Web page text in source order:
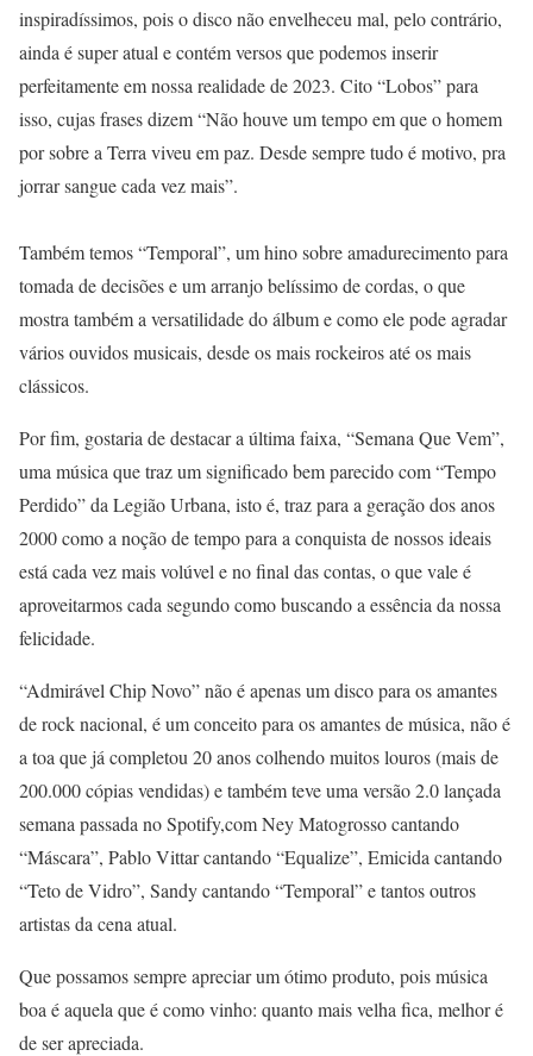
inspiradíssimos, pois o disco não envelheceu mal, pelo contrário,
ainda é super atual e contém versos que podemos inserir
perfeitamente em nossa realidade de 2023. Cito “Lobos” para
isso, cujas frases dizem “Não houve um tempo em que o homem
por sobre a Terra viveu em paz. Desde sempre tudo é motivo, pra
jorrar sangue cada vez mais”.
Também temos “Temporal”, um hino sobre amadurecimento para
tomada de decisões e um arranjo belíssimo de cordas, o que
mostra também a versatilidade do álbum e como ele pode agradar
vários ouvidos musicais, desde os mais rockeiros até os mais
clássicos.
Por fim, gostaria de destacar a última faixa, “Semana Que Vem”,
uma música que traz um significado bem parecido com “Tempo
Perdido” da Legião Urbana, isto é, traz para a geração dos anos
2000 como a noção de tempo para a conquista de nossos ideais
está cada vez mais volúvel e no final das contas, o que vale é
aproveitarmos cada segundo como buscando a essência da nossa
felicidade.
“Admirável Chip Novo” não é apenas um disco para os amantes
de rock nacional, é um conceito para os amantes de música, não é
a toa que já completou 20 anos colhendo muitos louros (mais de
200.000 cópias vendidas) e também teve uma versão 2.0 lançada
semana passada no Spotify,com Ney Matogrosso cantando
“Máscara”, Pablo Vittar cantando “Equalize”, Emicida cantando
“Teto de Vidro”, Sandy cantando “Temporal” e tantos outros
artistas da cena atual.
Que possamos sempre apreciar um ótimo produto, pois música
boa é aquela que é como vinho: quanto mais velha fica, melhor é
de ser apreciada.